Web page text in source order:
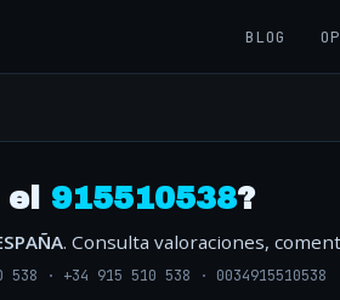
BLOG
915510538?
. Consulta valoraciones,
538 · +34 915 510 538 · 0034915510538